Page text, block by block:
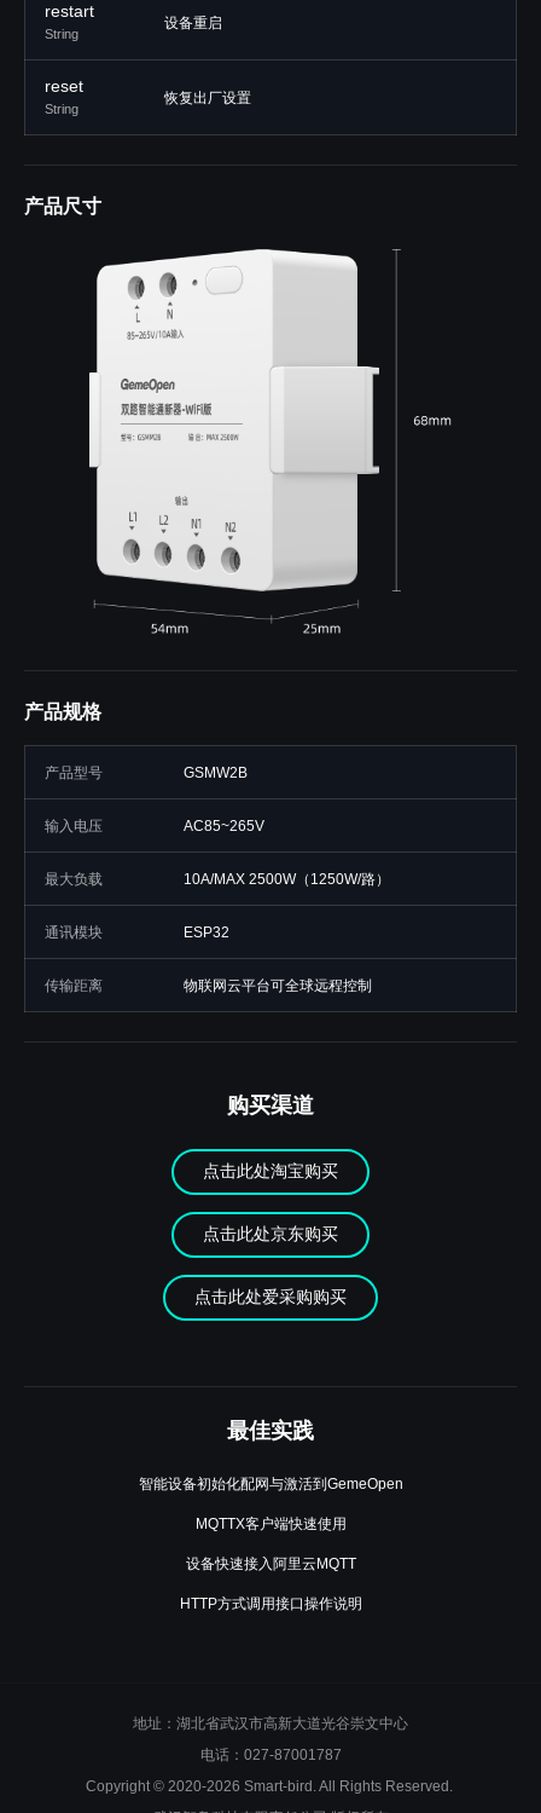
restart
String
设备重启
reset
String
恢复出厂设置
产品尺寸
产品规格
产品型号 GSMW2B
输入电压 AC85~265V
最大负载 10A/MAX 2500W（1250W/路）
通讯模块 ESP32
传输距离 物联网云平台可全球远程控制
购买渠道
点击此处淘宝购买
点击此处京东购买
点击此处爱采购购买
最佳实践
智能设备初始化配网与激活到GemeOpen
MQTTX客户端快速使用
设备快速接入阿里云MQTT
HTTP方式调用接口操作说明
地址：湖北省武汉市高新大道光谷崇文中心
电话：027-87001787
Copyright © 2020-2026 Smart-bird. All Rights Reserved.